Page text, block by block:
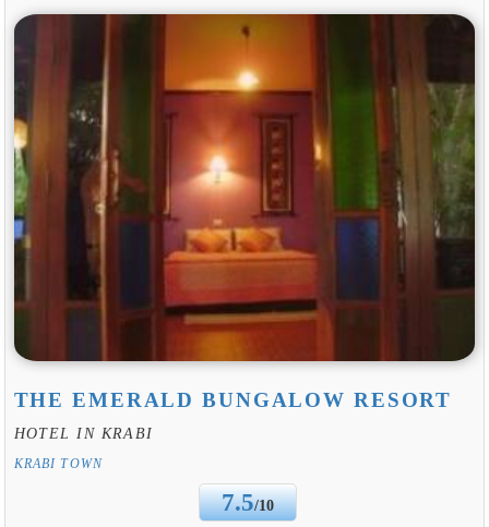
THE EMERALD BUNGALOW RESORT
HOTEL IN KRABI
KRABI TOWN
7.5/10